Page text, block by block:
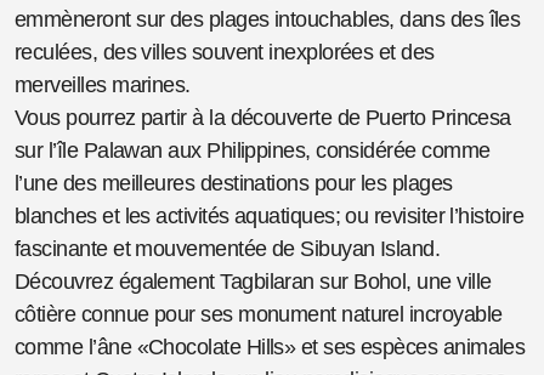
emmèneront sur des plages intouchables, dans des îles
reculées, des villes souvent inexplorées et des
merveilles marines.
Vous pourrez partir à la découverte de Puerto Princesa
sur l’île Palawan aux Philippines, considérée comme
l’une des meilleures destinations pour les plages
blanches et les activités aquatiques; ou revisiter l’histoire
fascinante et mouvementée de Sibuyan Island.
Découvrez également Tagbilaran sur Bohol, une ville
côtière connue pour ses monument naturel incroyable
comme l’âne «Chocolate Hills» et ses espèces animales